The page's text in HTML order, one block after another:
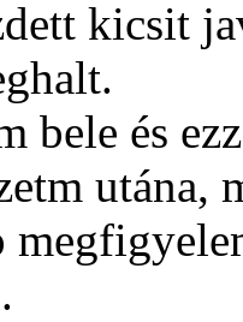
kicsit
bele és